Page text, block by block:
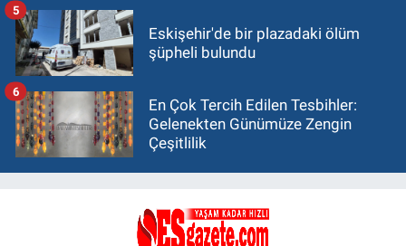
Eskişehir'de bir plazadaki ölüm
şüpheli bulundu
5
En Çok Tercih Edilen Tesbihler:
Gelenekten Günümüze Zengin
Çeşitlilik
6